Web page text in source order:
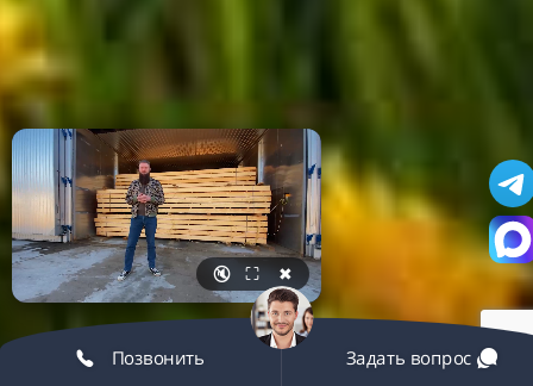
🔇 ⛶ ✖
Позвонить Задать вопрос